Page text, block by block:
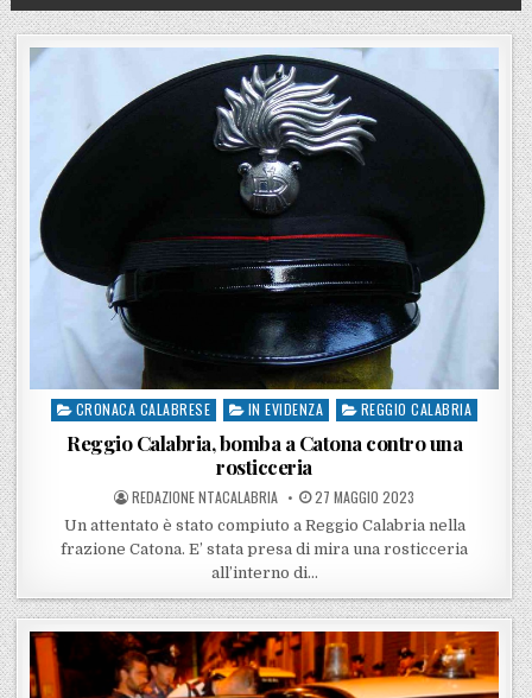
Posted in
CRONACA CALABRESE IN EVIDENZA REGGIO CALABRIA
Reggio Calabria, bomba a Catona contro una
rosticceria
POSTED BY
REDAZIONE NTACALABRIA POSTED ON
27 MAGGIO 2023
Un attentato è stato compiuto a Reggio Calabria nella
frazione Catona. E’ stata presa di mira una rosticceria
all’interno di…